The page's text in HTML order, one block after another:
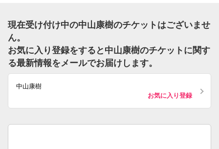
現在受け付け中の中山康樹のチケットはございませ
ん。
お気に入り登録をすると中山康樹のチケットに関す
る最新情報をメールでお届けします。
中山康樹
お気に入り登録